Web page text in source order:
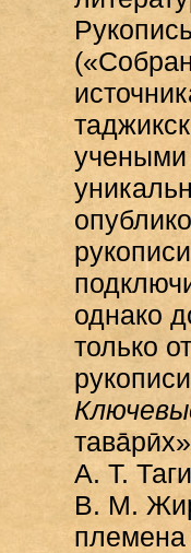
учеными
однако
только
А. Т.
В. М.
племена